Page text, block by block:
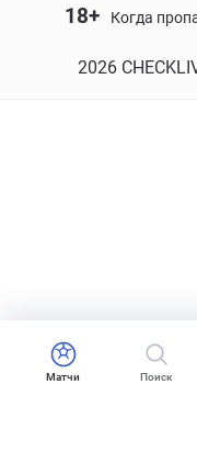
18+ Когда
2026
Матчи Поиск